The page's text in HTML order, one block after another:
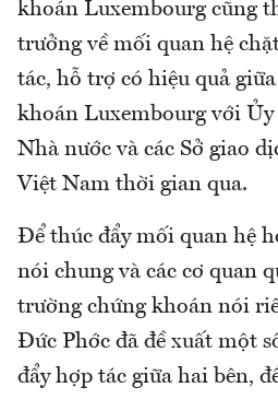
khoán Luxembourg cũng
trưởng về mối quan hệ
tác, hỗ trợ có hiệu quả
khoán Luxembourg với
Nhà nước và các Sở giao
Việt Nam thời gian qua.
Để thúc đẩy mối quan hệ
nói chung và các cơ quan
trường chứng khoán nói
Đức Phớc đã đề xuất một
đẩy hợp tác giữa hai bên,